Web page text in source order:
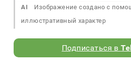
AI
Изображение создано с
иллюстративный характер
Подписаться в